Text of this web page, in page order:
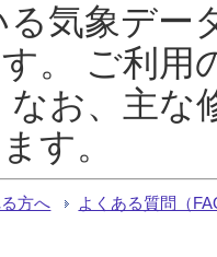
気象デー
。 ご利用
お、主な
す。
方へ よくある質問（